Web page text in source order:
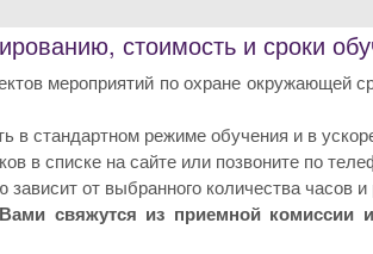
стоимость и сроки
мероприятий по охране окружающей
стандартном режиме обучения и в
в списке на сайте или позвоните по
от выбранного количества часов
свяжутся из приемной комиссии